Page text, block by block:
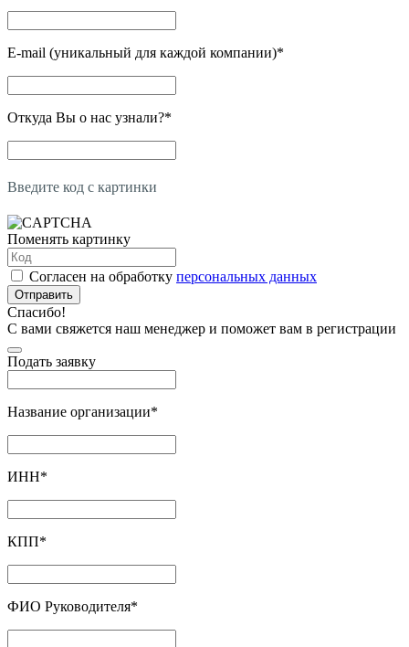
E-mail (уникальный для каждой компании)*
Откуда Вы о нас узнали?*
Введите код с картинки
Поменять картинку
Согласен на обработку персональных данных
Отправить
Спасибо!
С вами свяжется наш менеджер и поможет вам в регистрации
Подать заявку
Название организации*
ИНН*
КПП*
ФИО Руководителя*